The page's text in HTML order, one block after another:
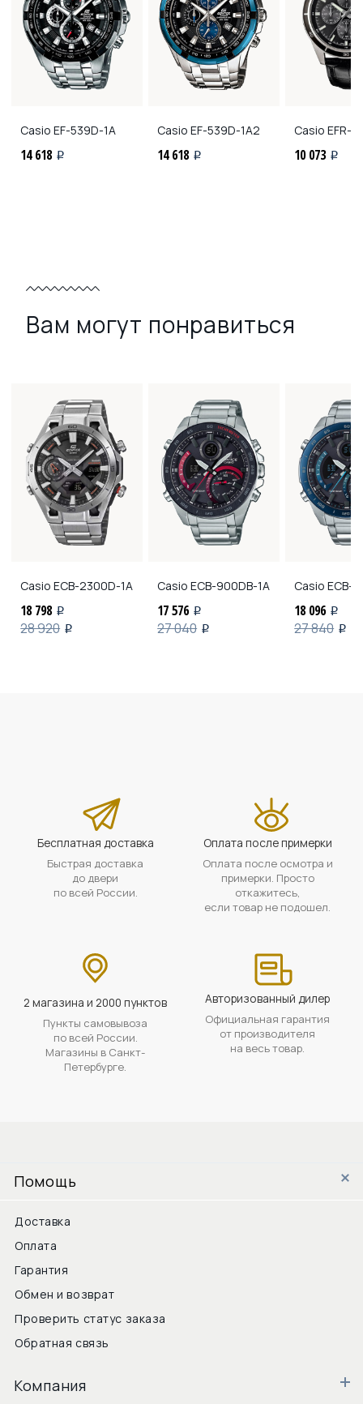
Casio EF-539D-1A
14 618 i
Casio EF-539D-1A2
14 618 i
Casio EFR-
10 073 i
Вам могут понравиться
Casio ECB-2300D-1A
18 798 i
28 920 i
Casio ECB-900DB-1A
17 576 i
27 040 i
Casio ECB-
18 096 i
27 840 i
Бесплатная доставка
Быстрая доставка
до двери
по всей России.
Оплата после примерки
Оплата после осмотра и
примерки. Просто
откажитесь,
если товар не подошел.
2 магазина и 2000 пунктов
Пункты самовывоза
по всей России.
Магазины в Санкт-
Петербурге.
Авторизованный дилер
Официальная гарантия
от производителя
на весь товар.
Помощь
Доставка
Оплата
Гарантия
Обмен и возврат
Проверить статус заказа
Обратная связь
Компания